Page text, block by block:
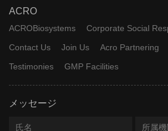
ACRO
ACROBiosystems Corporate Social
Contact Us
Join Us Acro Partnering
Testimonies
GMP Facilities
メッセージ